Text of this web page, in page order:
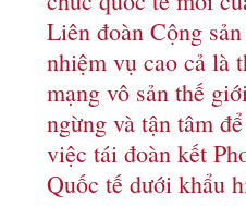
Liên đoàn Cộng
nhiệm vụ cao cả là
mạng vô sản thế
ngừng và tận tâm
việc tái đoàn kết
Quốc tế dưới khẩu